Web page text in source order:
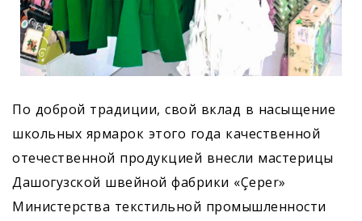
По доброй традиции, свой вклад в насыщение
школьных ярмарок этого года качественной
отечественной продукцией внесли мастерицы
Дашогузской швейной фабрики «Çeper»
Министерства текстильной промышленности